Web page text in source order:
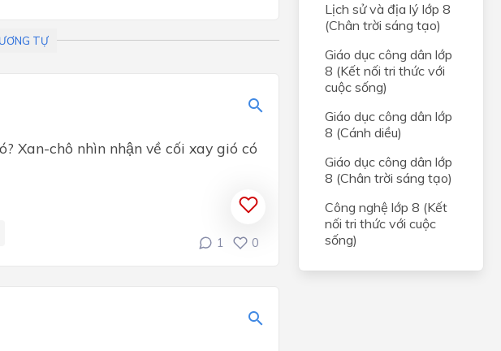
TỰ
Xan-chô nhìn nhận về cối xay gió có
1 0
Lịch sử và địa lý lớp 8
(Chân trời sáng tạo)
Giáo dục công dân lớp
8 (Kết nối tri thức với
cuộc sống)
Giáo dục công dân lớp
8 (Cánh diều)
Giáo dục công dân lớp
8 (Chân trời sáng tạo)
Công nghệ lớp 8 (Kết
nối tri thức với cuộc
sống)